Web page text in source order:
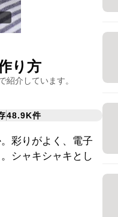
り方
紹介しています。
48.9K件
彩りがよく、電子
シャキシャキとし